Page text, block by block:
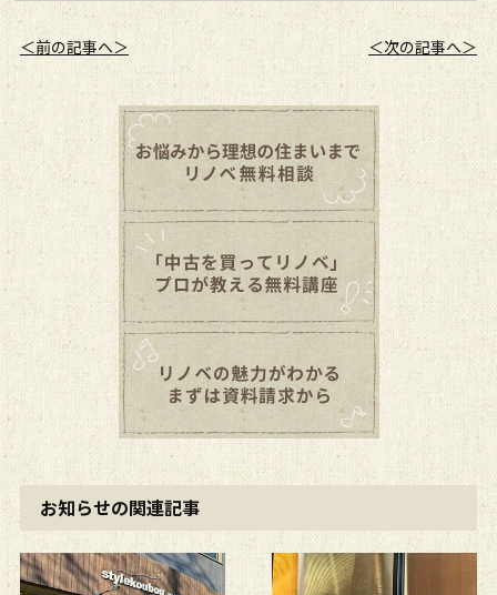
＜前の記事へ＞ ＜次の記事へ＞
お知らせの関連記事